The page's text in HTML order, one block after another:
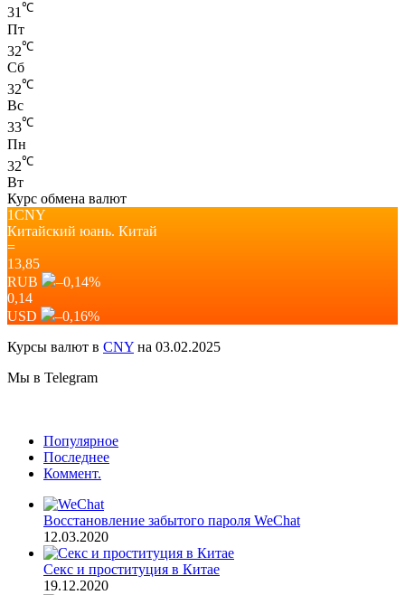
31℃
Пт
32℃
Сб
32℃
Вс
33℃
Пн
32℃
Вт
Курс обмена валют
1CNY
Китайский юань. Китай
=
13,85
RUB
–0,14%
0,14
USD
–0,16%
Курсы валют в CNY на 03.02.2025
Мы в Telegram
Популярное
Последнее
Коммент.
Восстановление забытого пароля WeChat
12.03.2020
Секс и проституция в Китае
19.12.2020